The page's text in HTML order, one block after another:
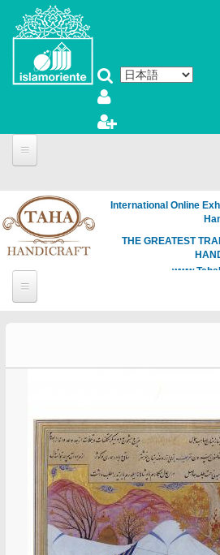
メインコンテンツに移動
International Online
THE GREATEST